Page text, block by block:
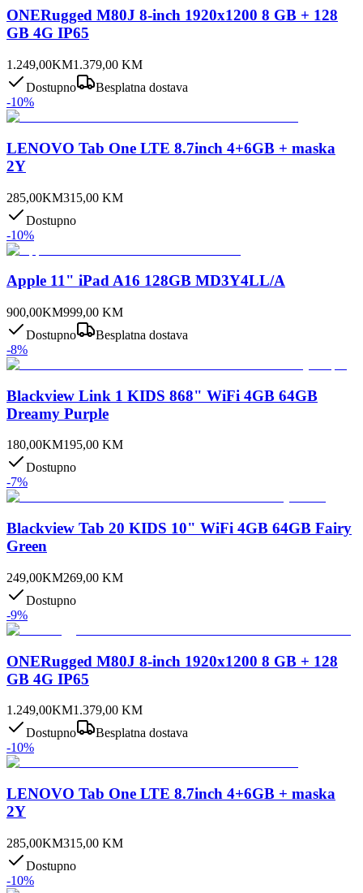
ONERugged M80J 8-inch 1920x1200 8 GB + 128
GB 4G IP65
1.249,00KM1.379,00 KM
Dostupno
Besplatna dostava
-10%
LENOVO Tab One LTE 8.7inch 4+6GB + maska
2Y
285,00KM315,00 KM
Dostupno
-10%
Apple 11" iPad A16 128GB MD3Y4LL/A
900,00KM999,00 KM
Dostupno
Besplatna dostava
-8%
Blackview Link 1 KIDS 868" WiFi 4GB 64GB
Dreamy Purple
180,00KM195,00 KM
Dostupno
-7%
Blackview Tab 20 KIDS 10" WiFi 4GB 64GB Fairy
Green
249,00KM269,00 KM
Dostupno
-9%
ONERugged M80J 8-inch 1920x1200 8 GB + 128
GB 4G IP65
1.249,00KM1.379,00 KM
Dostupno
Besplatna dostava
-10%
LENOVO Tab One LTE 8.7inch 4+6GB + maska
2Y
285,00KM315,00 KM
Dostupno
-10%